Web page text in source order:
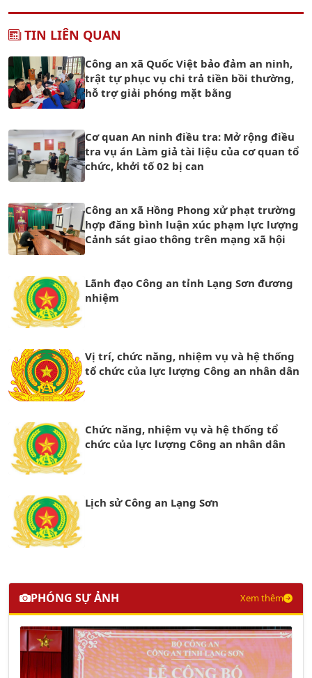
TIN LIÊN QUAN
Công an xã Quốc Việt bảo đảm an ninh,
trật tự phục vụ chi trả tiền bồi thường,
hỗ trợ giải phóng mặt bằng
Cơ quan An ninh điều tra: Mở rộng điều
tra vụ án Làm giả tài liệu của cơ quan tổ
chức, khởi tố 02 bị can
Công an xã Hồng Phong xử phạt trường
hợp đăng bình luận xúc phạm lực lượng
Cảnh sát giao thông trên mạng xã hội
Lãnh đạo Công an tỉnh Lạng Sơn đương
nhiệm
Vị trí, chức năng, nhiệm vụ và hệ thống
tổ chức của lực lượng Công an nhân dân
Chức năng, nhiệm vụ và hệ thống tổ
chức của lực lượng Công an nhân dân
Lịch sử Công an Lạng Sơn
PHÓNG SỰ ẢNH Xem thêm